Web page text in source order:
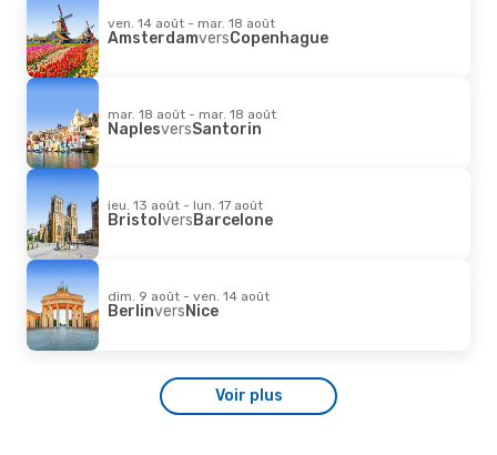
ven. 14 août - mar. 18 août
AmsterdamversCopenhague
mar. 18 août - mar. 18 août
NaplesversSantorin
jeu. 13 août - lun. 17 août
BristolversBarcelone
dim. 9 août - ven. 14 août
BerlinversNice
Voir plus